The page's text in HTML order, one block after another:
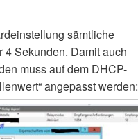
sämtliche
4 Sekunden. Damit auch
muss auf dem DHCP-
angepasst werden: